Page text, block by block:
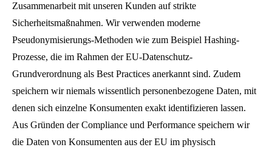
Zusammenarbeit mit unseren Kunden auf strikte
Sicherheitsmaßnahmen. Wir verwenden moderne
Pseudonymisierungs-Methoden wie zum Beispiel Hashing-
Prozesse, die im Rahmen der EU-Datenschutz-
Grundverordnung als Best Practices anerkannt sind. Zudem
speichern wir niemals wissentlich personenbezogene Daten, mit
denen sich einzelne Konsumenten exakt identifizieren lassen.
Aus Gründen der Compliance und Performance speichern wir
die Daten von Konsumenten aus der EU im physisch